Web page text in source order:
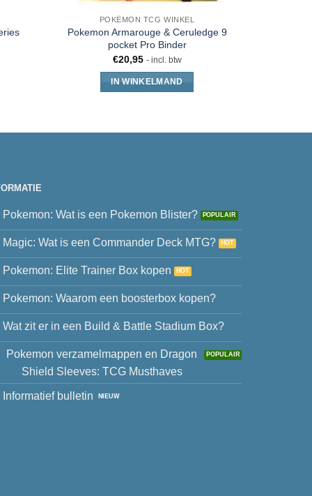
POKÉMON TCG WINKEL
Pokemon Armarouge & Ceruledge 9
pocket Pro Binder
€20,95 - incl. btw
IN WINKELMAND
Pokemon: Wat is een Pokemon Blister?
Magic: Wat is een Commander Deck MTG?
Pokemon: Elite Trainer Box kopen
Pokemon: Waarom een boosterbox kopen?
Wat zit er in een Build & Battle Stadium Box?
Pokemon verzamelmappen en Dragon
Shield Sleeves: TCG Musthaves
Informatief bulletin